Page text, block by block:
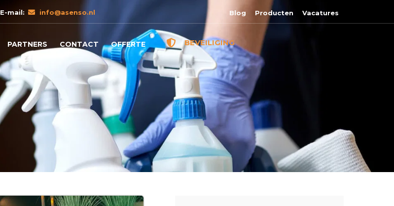
E-mail: info@asenso.nl Blog Producten Vacatures
PARTNERS CONTACT OFFERTE BEVEILIGING